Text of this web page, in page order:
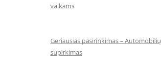
vaikams
Geriausias pasirinkimas – Automobilių
supirkimas